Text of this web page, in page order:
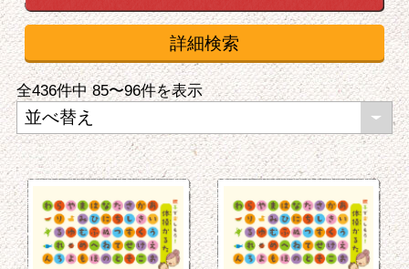
詳細検索
全436件中85〜96件を表示